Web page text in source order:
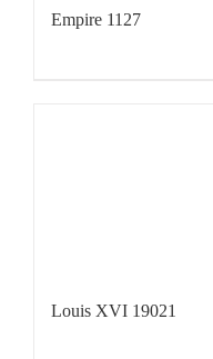
Empire 1127
Louis XVI 19021